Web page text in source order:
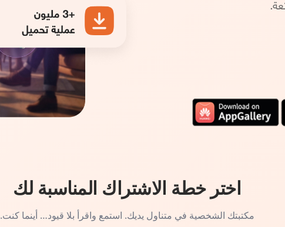
اختر خطة الاشتراك المناسبة لك
مكتبتك الشخصية في متناول يديك. استمع واقرأ بلا قيود… أينما كنت.